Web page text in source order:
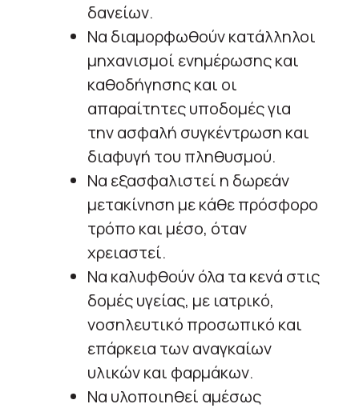
δανείων.
Να διαμορφωθούν κατάλληλοι
μηχανισμοί ενημέρωσης και
καθοδήγησης και οι
απαραίτητες υποδομές για
την ασφαλή συγκέντρωση και
διαφυγή του πληθυσμού.
Να εξασφαλιστεί η δωρεάν
μετακίνηση με κάθε πρόσφορο
τρόπο και μέσο, όταν
χρειαστεί.
Να καλυφθούν όλα τα κενά στις
δομές υγείας, με ιατρικό,
νοσηλευτικό προσωπικό και
επάρκεια των αναγκαίων
υλικών και φαρμάκων.
Να υλοποιηθεί αμέσως